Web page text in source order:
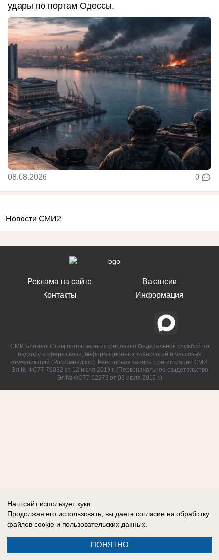
удары по портам Одессы.
08.08.2026 0
Новости СМИ2
Реклама на сайте
Контакты
Вакансии
Информация
СМИ Блокнот Ставрополь зарегистрировано Федеральной службой по
надзору в сфере связи, информационных технологий и массовых
коммуникаций (Роскомнадзор). Реестровая запись о регистрации СМИ:
Эл № ФС77-76032 от 12 июля 2019 г. (Первоначальное свидетельство
Эл № ФС77-62273 от 03 июля 2015 г.)
Наш сайт использует куки.
Продолжая его использовать, вы даете согласие на обработку
файлов cookie и пользовательских данных.
ПОНЯТНО